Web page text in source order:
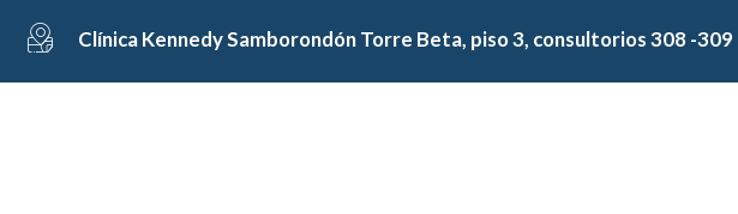
Clínica Kennedy Samborondón Torre Beta, piso 3, consultorios 308 -309